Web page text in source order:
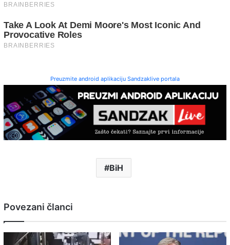
Preuzmite android aplikaciju Sandzaklive portala
BiH
Povezani članci